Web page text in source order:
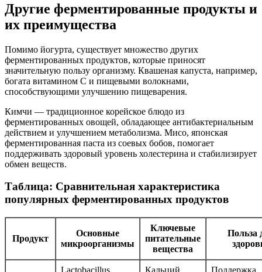
Другие ферментированные продукты и
их преимущества
Помимо йогурта, существует множество других
ферментированных продуктов, которые приносят
значительную пользу организму. Квашеная капуста, например,
богата витамином C и пищевыми волокнами,
способствующими улучшению пищеварения.
Кимчи — традиционное корейское блюдо из
ферментированных овощей, обладающее антибактериальным
действием и улучшением метаболизма. Мисо, японская
ферментированная паста из соевых бобов, помогает
поддерживать здоровый уровень холестерина и стабилизирует
обмен веществ.
Таблица: Сравнительная характеристика
популярных ферментированных продуктов
Продукт
Основные
микроорганизмы
Ключевые
питательные
вещества
Польза
Lactobacillus Кальций, Поддержка